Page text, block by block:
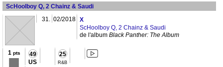
ScHoolboy Q, 2 Chainz & Saudi
31. 02/2018 X
ScHoolboy Q, 2 Chainz & Saudi
de l'album Black Panther: The Album
1 pts 49
US
25
R&B